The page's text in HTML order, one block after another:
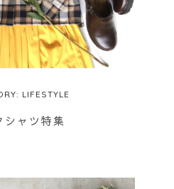
LIFESTYLE
シャツ特集